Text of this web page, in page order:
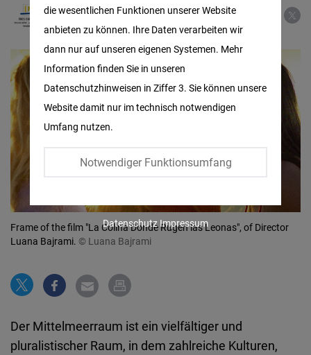
Three Cultures Foundation of the
Mediterranean
Frame of the film "La Colina Donde Rugen las Leonas", of Director
Luana Bajrami. © Luana Bajrami
Der Mittelmeerraum ist ein vielfältiger und
pluralistischer Raum, in dem zahlreiche Kulturen,
die wesentlichen Funktionen unserer Website
anbieten zu können. Ihre Daten verarbeiten wir
dann nur auf unseren eigenen Systemen. Mehr
Information finden Sie in unseren
Datenschutzhinweisen in Ziffer 3. Sie können unsere
Website damit nur im technisch notwendigen
Umfang nutzen.
Notwendiger Funktionsumfang
Facebook
Embed
Twitter
Embed
Instagram
Embed
Google
Maps
Embed
Cloudinary
Datenschutz Impressum